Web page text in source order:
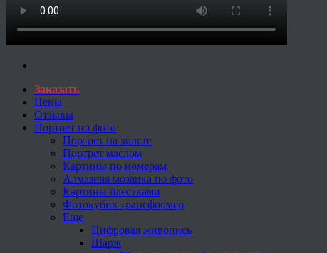
Заказать
Цены
Отзывы
Портрет по фото
Портрет на холсте
Портрет маслом
Картины по номерам
Алмазная мозаика по фото
Картины блестками
Фотокубик трансформер
Еще
Цифровая живопись
Шарж